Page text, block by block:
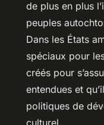
de plus en plus
peuples
Dans les États
spéciaux pour
créés pour
entendues et
politiques de
culturel.